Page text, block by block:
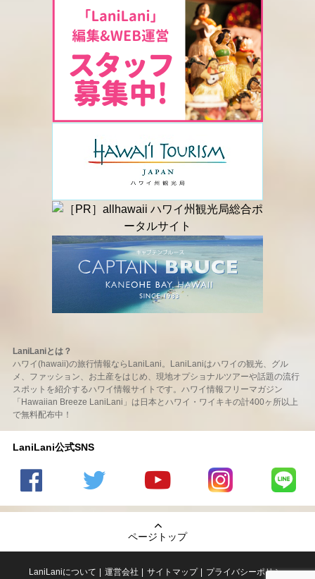
LaniLaniとは？
ハワイ(hawaii)の旅行情報ならLaniLani。LaniLaniはハワイの観光、グル
メ、ファッション、お土産をはじめ、現地オプショナルツアーや話題の流行
スポットを紹介するハワイ情報サイトです。ハワイ情報フリーマガジン
「Hawaiian Breeze LaniLani」は日本とハワイ・ワイキキの計400ヶ所以上
で無料配布中！
LaniLani公式SNS
の
のtwitter
の
Youtube
チャンネ
LaniLani
LaniLani
ページトップ
LaniLaniについて 運営会社 サイトマップ プライバシーポリシー